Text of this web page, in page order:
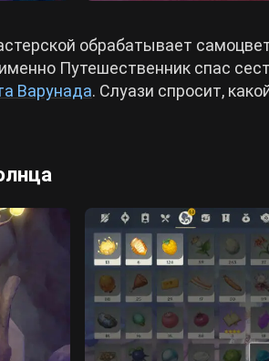
обрабатывает
Путешественник спас
Варунада. Слуази спросит,